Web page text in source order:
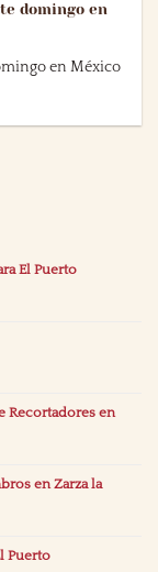
domingo en
en México
El Puerto
Recortadores en
en Zarza la
Puerto